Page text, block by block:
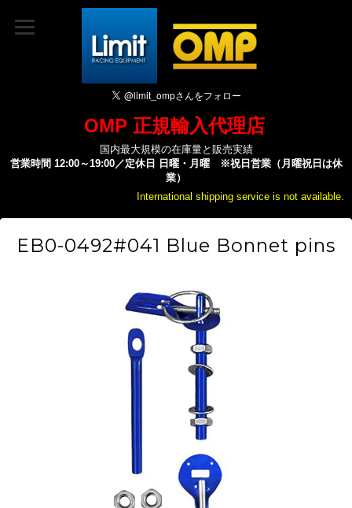
OMP 正規輸入代理店
国内最大規模の在庫量と販売実績
営業時間 12:00～19:00／定休日 日曜・月曜 ※祝日営業（月曜祝日は休
業）
International shipping service is not available.
EB0-0492#041 Blue Bonnet pins